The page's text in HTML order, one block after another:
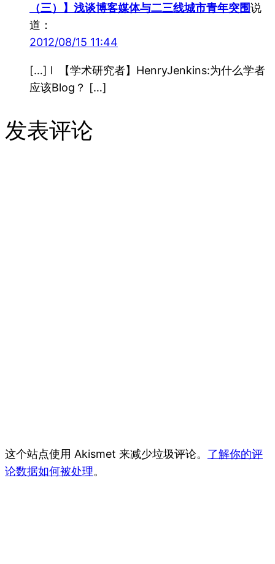
（三）】浅谈博客媒体与二三线城市青年突围说
道：
2012/08/15 11:44
[…] l 【学术研究者】HenryJenkins:为什么学者
应该Blog？ […]
发表评论
这个站点使用 Akismet 来减少垃圾评论。 了解你的评
论数据如何被处理。